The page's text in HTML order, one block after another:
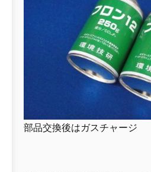
部品交換後はガスチャージ